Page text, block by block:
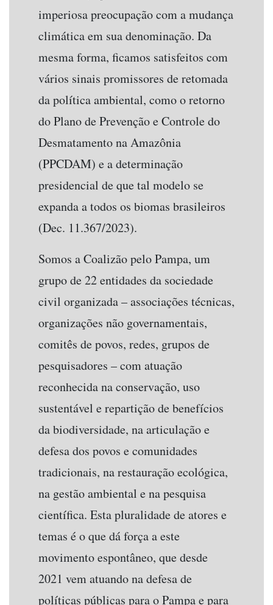
imperiosa preocupação com a mudança
climática em sua denominação. Da
mesma forma, ficamos satisfeitos com
vários sinais promissores de retomada
da política ambiental, como o retorno
do Plano de Prevenção e Controle do
Desmatamento na Amazônia
(PPCDAM) e a determinação
presidencial de que tal modelo se
expanda a todos os biomas brasileiros
(Dec. 11.367/2023).
Somos a Coalizão pelo Pampa, um
grupo de 22 entidades da sociedade
civil organizada – associações técnicas,
organizações não governamentais,
comitês de povos, redes, grupos de
pesquisadores – com atuação
reconhecida na conservação, uso
sustentável e repartição de benefícios
da biodiversidade, na articulação e
defesa dos povos e comunidades
tradicionais, na restauração ecológica,
na gestão ambiental e na pesquisa
científica. Esta pluralidade de atores e
temas é o que dá força a este
movimento espontâneo, que desde
2021 vem atuando na defesa de
políticas públicas para o Pampa e para